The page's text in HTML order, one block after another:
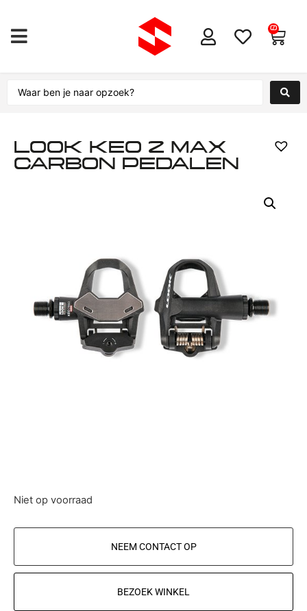
0
LOOK KEO 2 MAX
CARBON PEDALEN
Niet op voorraad
NEEM CONTACT OP
BEZOEK WINKEL